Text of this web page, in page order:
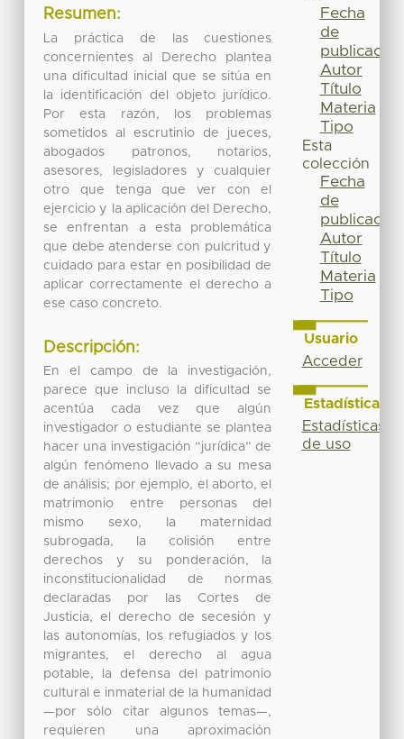
Resumen:
La práctica de las cuestiones
concernientes al Derecho plantea
una dificultad inicial que se sitúa en
la identificación del objeto jurídico.
Por esta razón, los problemas
sometidos al escrutinio de jueces,
abogados patronos, notarios,
asesores, legisladores y cualquier
otro que tenga que ver con el
ejercicio y la aplicación del Derecho,
se enfrentan a esta problemática
que debe atenderse con pulcritud y
cuidado para estar en posibilidad de
aplicar correctamente el derecho a
ese caso concreto.
Descripción:
En el campo de la investigación,
parece que incluso la dificultad se
acentúa cada vez que algún
investigador o estudiante se plantea
hacer una investigación “jurídica” de
algún fenómeno llevado a su mesa
de análisis; por ejemplo, el aborto, el
matrimonio entre personas del
mismo sexo, la maternidad
subrogada, la colisión entre
derechos y su ponderación, la
inconstitucionalidad de normas
declaradas por las Cortes de
Justicia, el derecho de secesión y
las autonomías, los refugiados y los
migrantes, el derecho al agua
potable, la defensa del patrimonio
cultural e inmaterial de la humanidad
—por sólo citar algunos temas—,
requieren una aproximación
Fecha
de
publicación
Autor
Título
Materia
Tipo
Esta
colección
Fecha
de
publicación
Autor
Título
Materia
Tipo
Usuario
Acceder
Estadísticas
Estadísticas
de uso